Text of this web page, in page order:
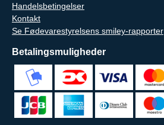
Handelsbetingelser
Kontakt
Se Fødevarestyrelsens smiley-rapporter
Betalingsmuligheder